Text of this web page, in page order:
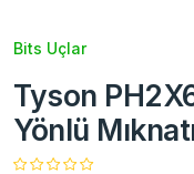
Bits Uçlar
Tyson
Yönlü